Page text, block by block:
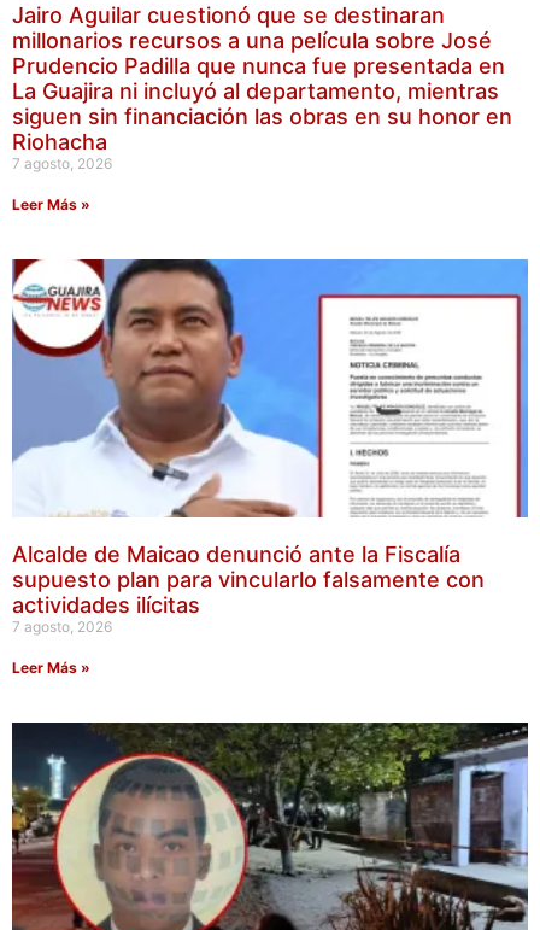
Jairo Aguilar cuestionó que se destinaran
millonarios recursos a una película sobre José
Prudencio Padilla que nunca fue presentada en
La Guajira ni incluyó al departamento, mientras
siguen sin financiación las obras en su honor en
Riohacha
7 agosto, 2026
Leer Más »
Alcalde de Maicao denunció ante la Fiscalía
supuesto plan para vincularlo falsamente con
actividades ilícitas
7 agosto, 2026
Leer Más »